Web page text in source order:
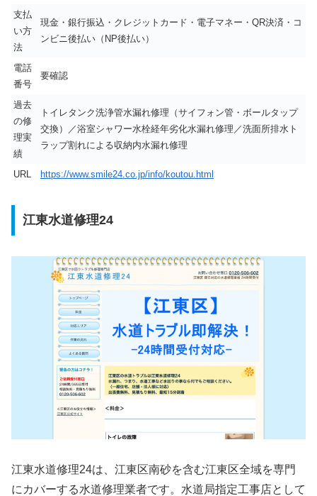
支払
い方
法
現金・銀行振込・クレジットカード・電子マネー・QR決済・コ
ンビニ後払い（NP後払い）
電話
番号
要確認
過去
の修
理実
績
トイレタンク洗浄管水漏れ修理（サイフォン管・ボールタップ
交換）／浴室シャワー水栓経年劣化水漏れ修理／洗面所排水ト
ラップ割れによる収納内水漏れ修理
URL https://www.smile24.co.jp/info/koutou.html
江東水道修理24
江東水道修理24は、江東区南砂を含む江東区全域を専門
にカバーする水道修理業者です。水道局指定工事店として